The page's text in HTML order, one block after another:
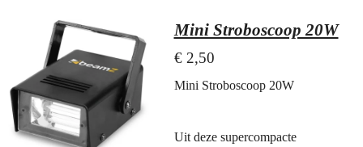
Mini Stroboscoop 20W
€ 2,50
Mini Stroboscoop 20W
Uit deze supercompacte